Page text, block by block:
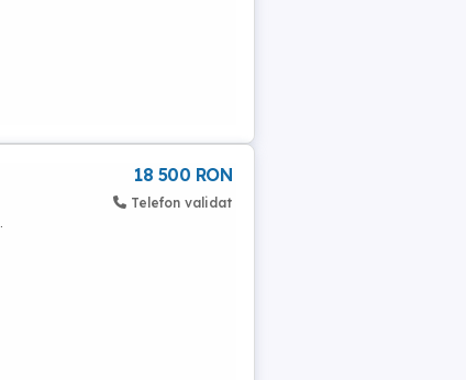
18 500 RON
Telefon validat